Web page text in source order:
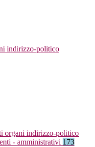
indirizzo-politico
organi indirizzo-politico
- amministrativi 173